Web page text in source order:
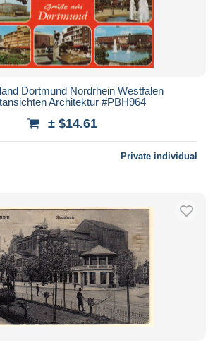
Dortmund Nordrhein Westfalen
Architektur #PBH964
± $14.61
Private individual